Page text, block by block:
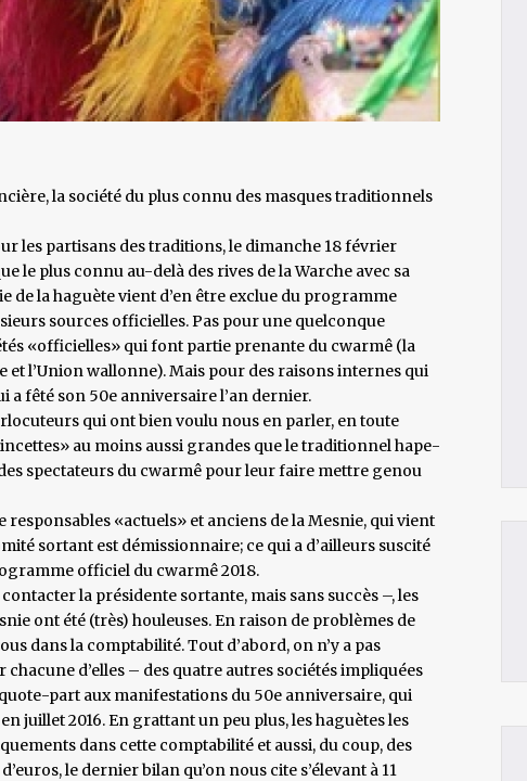
la société du plus connu des masques traditionnels
les partisans des traditions, le dimanche 18 février
le plus connu au-delà des rives de la Warche avec sa
de la haguète vient d’en être exclue du programme
sources officielles. Pas pour une quelconque
«officielles» qui font partie prenante du cwarmê (la
et l’Union wallonne). Mais pour des raisons internes qui
a fêté son 50e anniversaire l’an dernier.
qui ont bien voulu nous en parler, en toute
au moins aussi grandes que le traditionnel hape-
spectateurs du cwarmê pour leur faire mettre genou
«actuels» et anciens de la Mesnie, qui vient
sortant est démissionnaire; ce qui a d’ailleurs suscité
officiel du cwarmê 2018.
la présidente sortante, mais sans succès –, les
ont été (très) houleuses. En raison de problèmes de
dans la comptabilité. Tout d’abord, on n’y a pas
d’elles – des quatre autres sociétés impliquées
part aux manifestations du 50e anniversaire, qui
juillet 2016. En grattant un peu plus, les haguètes les
dans cette comptabilité et aussi, du coup, des
le dernier bilan qu’on nous cite s’élevant à 11